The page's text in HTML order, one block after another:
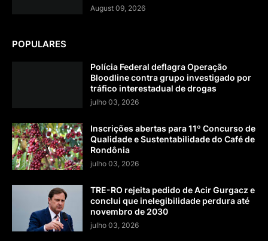
August 09, 2026
POPULARES
Polícia Federal deflagra Operação
Bloodline contra grupo investigado por
tráfico interestadual de drogas
julho 03, 2026
Inscrições abertas para 11º Concurso de
Qualidade e Sustentabilidade do Café de
Rondônia
julho 03, 2026
TRE-RO rejeita pedido de Acir Gurgacz e
conclui que inelegibilidade perdura até
novembro de 2030
julho 03, 2026